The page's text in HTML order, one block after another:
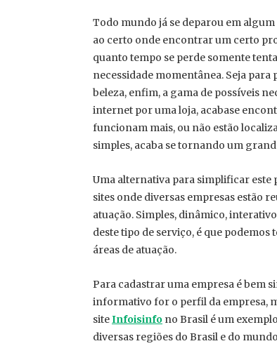
Todo mundo já se deparou em
ao certo onde encontrar um certo
quanto tempo se perde somente
necessidade momentânea. Seja
beleza, enfim, a gama de possíveis
internet por uma loja, acaba­se
funcionam mais, ou não estão
simples, acaba se tornando um
Uma alternativa para simplificar este
sites onde diversas empresas estão
atuação. Simples, dinâmico,
deste tipo de serviço, é que podemos
áreas de atuação.
Para cadastrar uma empresa é bem
informativo for o perfil da empresa,
siteInfoisinfo no Brasil é um
diversas regiões do Brasil e do